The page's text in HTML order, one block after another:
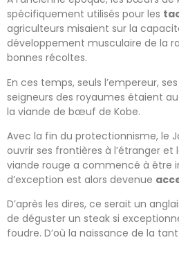
spécifiquement utilisés pour les
agriculteurs misaient sur la
développement musculaire de la
bonnes récoltes.
En ces temps, seuls l’empereur,
seigneurs des royaumes étaient
la viande de bœuf de Kobe.
Avec la fin du protectionnisme, le
ouvrir ses frontières à l’étranger
viande rouge a commencé à être
d’exception est alors devenue
D’après les dires, ce serait un
de déguster un steak si
foudre. D’où la naissance de la